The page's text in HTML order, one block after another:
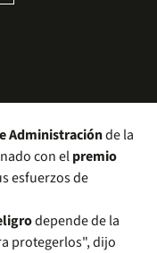
Administraciónde la
con elpremio
esfuerzos de
depende de la
protegerlos", dijo